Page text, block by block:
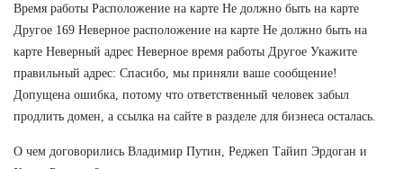
Время работы Расположение на карте Не должно быть на карте
Другое 169 Неверное расположение на карте Не должно быть на
карте Неверный адрес Неверное время работы Другое Укажите
правильный адрес: Спасибо, мы приняли ваше сообщение!
Допущена ошибка, потому что ответственный человек забыл
продлить домен, а ссылка на сайте в разделе для бизнеса осталась.
О чем договорились Владимир Путин, Реджеп Тайип Эрдоган и